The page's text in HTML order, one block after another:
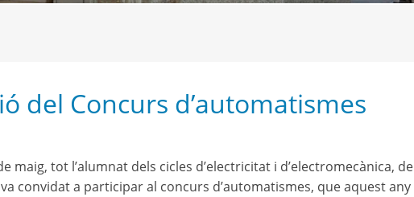
del Concurs d’automatismes
maig, tot l’alumnat dels cicles d’electricitat i d’electromecànica, de
convidat a participar al concurs d’automatismes, que aquest any